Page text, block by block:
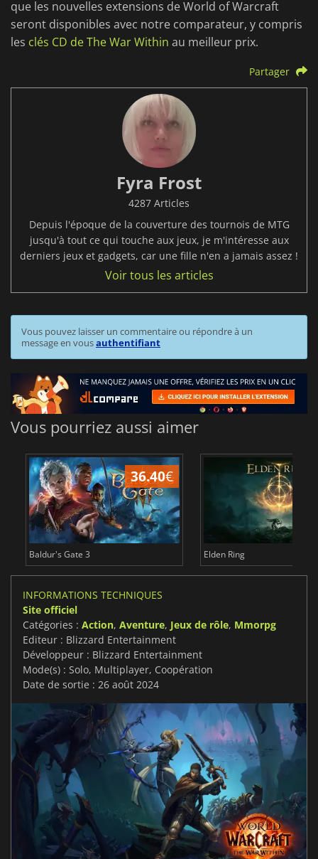
que les nouvelles extensions de World of Warcraft
seront disponibles avec notre comparateur, y compris
les clés CD de The War Within au meilleur prix.
Partager
Fyra Frost
4287 Articles
Depuis l'époque de la couverture des tournois de MTG
jusqu'à tout ce qui touche aux jeux, je m'intéresse aux
derniers jeux et gadgets, car une fille n'en a jamais assez !
Voir tous les articles
Vous pouvez laisser un commentaire ou répondre à un
message en vousauthentifiant
Vous pourriez aussi aimer
36.40€
Baldur's Gate 3 Elden Ring
INFORMATIONS TECHNIQUES
Site officiel
Catégories : Action, Aventure, Jeux de rôle, Mmorpg
Editeur : Blizzard Entertainment
Développeur : Blizzard Entertainment
Mode(s) : Solo, Multiplayer, Coopération
Date de sortie : 26 août 2024